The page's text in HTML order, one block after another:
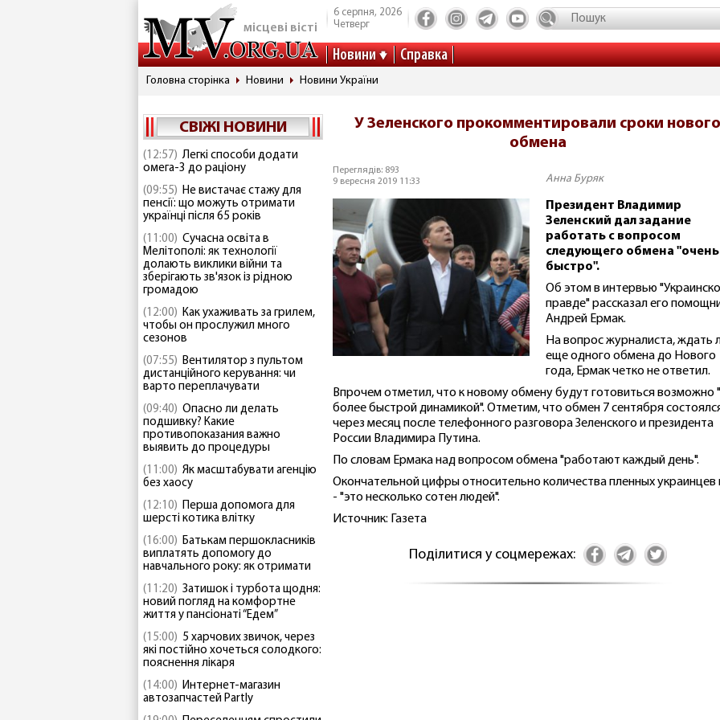
місцеві вісті
6 серпня, 2026
Четверг
Новини Справка
Головна сторінка Новини Новини України
СВІЖІ НОВИНИ
(12:57) Легкі способи додати
омега-3 до раціону
(09:55) Не вистачає стажу для
пенсії: що можуть отримати
українці після 65 років
(11:00) Сучасна освіта в
Мелітополі: як технології
долають виклики війни та
зберігають зв'язок із рідною
громадою
(12:00) Как ухаживать за грилем,
чтобы он прослужил много
сезонов
(07:55) Вентилятор з пультом
дистанційного керування: чи
варто переплачувати
(09:40) Опасно ли делать
подшивку? Какие
противопоказания важно
выявить до процедуры
(11:00) Як масштабувати агенцію
без хаосу
(12:10) Перша допомога для
шерсті котика влітку
(16:00) Батькам першокласників
виплатять допомогу до
навчального року: як отримати
(11:20) Затишок і турбота щодня:
новий погляд на комфортне
життя у пансіонаті “Едем”
(15:00) 5 харчових звичок, через
які постійно хочеться солодкого:
пояснення лікаря
(14:00) Интернет-магазин
автозапчастей Partly
У Зеленского прокомментировали сроки нового
обмена
Переглядів: 893
9 вересня 2019 11:33
Анна Буряк
Президент Владимир
Зеленский дал задание
работать с вопросом
следующего обмена "очень
быстро".
Об этом в интервью
правде" рассказал его
Андрей Ермак.
На вопрос журналиста, ждать
еще одного обмена до Нового
года, Ермак четко не ответил.
Впрочем отметил, что к новому обмену будут готовиться возможно
более быстрой динамикой". Отметим, что обмен 7 сентября
через месяц после телефонного разговора Зеленского и президента
России Владимира Путина.
По словам Ермака над вопросом обмена "работают каждый день".
Окончательной цифры относительно количества пленных украинцев
- "это несколько сотен людей".
Источник: Газета
Поділитися у соцмережах: